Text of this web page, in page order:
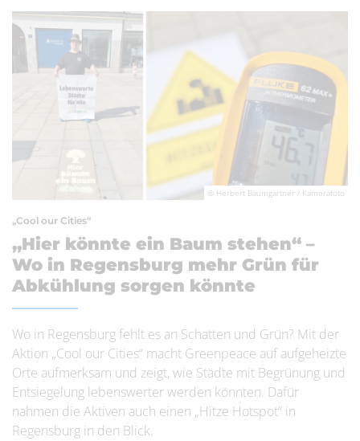
© Herbert Baumgartner / Kamerafoto
„Cool our Cities“
„Hier könnte ein Baum stehen“ –
Wo in Regensburg mehr Grün für
Abkühlung sorgen könnte
Wo in Regensburg fehlt es an Schatten und Grün? Mit der
Aktion „Cool our Cities“ macht Greenpeace auf aufgeheizte
Orte aufmerksam und zeigt, wie Städte mit Begrünung und
Entsiegelung lebenswerter werden könnten. Dafür
nahmen die Aktiven auch einen „Hitze Hotspot“ in
Regensburg in den Blick.